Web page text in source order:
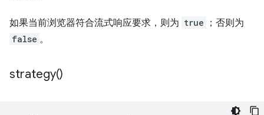
如果当前浏览器符合流式响应要求，则为 true ；否则为
false 。
strategy()